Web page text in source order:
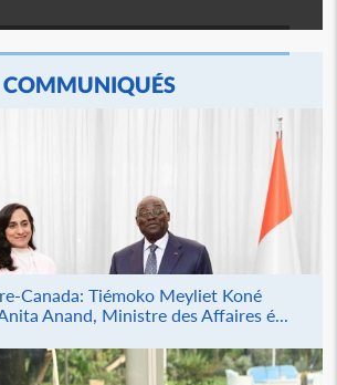
COMMUNIQUÉS
Canada: Tiémoko Meyliet Koné
Anand, Ministre des Affaires é...